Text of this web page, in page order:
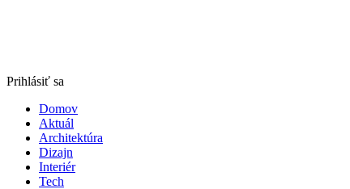
Prihlásiť sa
Domov
Aktuál
Architektúra
Dizajn
Interiér
Tech